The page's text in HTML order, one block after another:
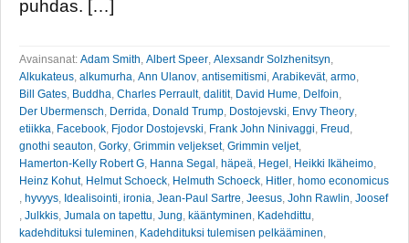
puhdas. […]
Avainsanat: Adam Smith, Albert Speer, Alexsandr Solzhenitsyn,
Alkukateus, alkumurha, Ann Ulanov, antisemitismi, Arabikevät, armo,
Bill Gates, Buddha, Charles Perrault, dalitit, David Hume, Delfoin,
Der Ubermensch, Derrida, Donald Trump, Dostojevski, Envy Theory,
etiikka, Facebook, Fjodor Dostojevski, Frank John Ninivaggi, Freud ,
gnothi seauton, Gorky, Grimmin veljekset, Grimmin veljet,
Hamerton-Kelly Robert G, Hanna Segal , häpeä, Hegel , Heikki Ikäheimo,
Heinz Kohut, Helmut Schoeck, Helmuth Schoeck, Hitler, homo economicus
, hyvyys, Idealisointi, ironia, Jean-Paul Sartre, Jeesus, John Rawlin, Joosef
, Julkkis, Jumala on tapettu, Jung, kääntyminen, Kadehdittu,
kadehdituksi tuleminen, Kadehdituksi tulemisen pelkääminen,